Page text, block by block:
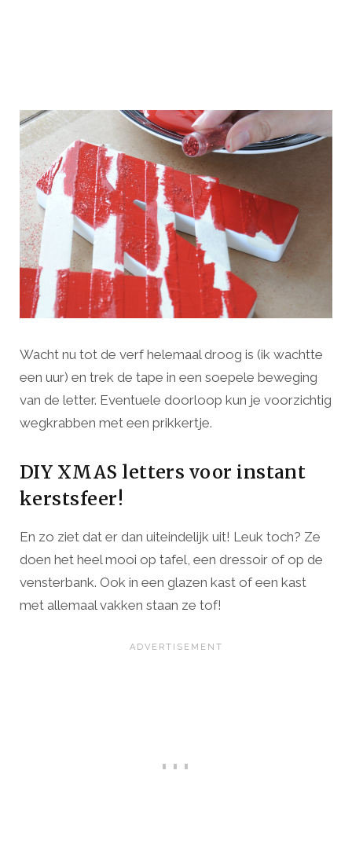
Wacht nu tot de verf helemaal droog is (ik wachtte
een uur) en trek de tape in een soepele beweging
van de letter. Eventuele doorloop kun je voorzichtig
wegkrabben met een prikkertje.
DIY XMAS letters voor instant
kerstsfeer!
En zo ziet dat er dan uiteindelijk uit! Leuk toch? Ze
doen het heel mooi op tafel, een dressoir of op de
vensterbank. Ook in een glazen kast of een kast
met allemaal vakken staan ze tof!